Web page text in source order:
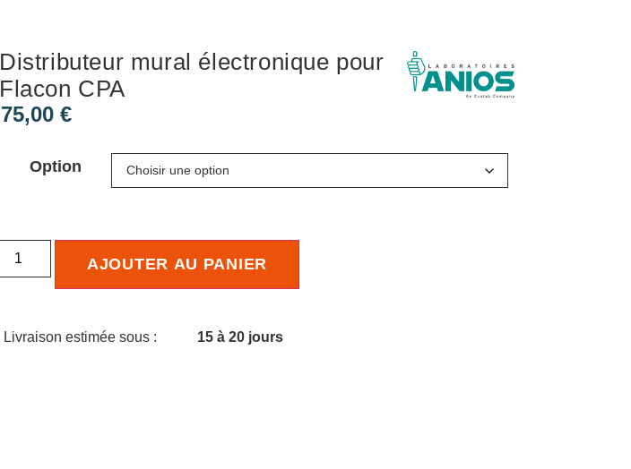
Distributeur mural électronique pour
Flacon CPA
75,00 €
Option
AJOUTER AU PANIER
Livraison estimée sous : 15 à 20 jours